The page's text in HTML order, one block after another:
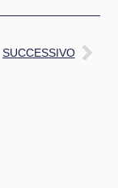
SUCCESSIVO